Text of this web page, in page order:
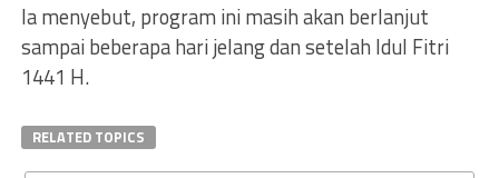
Ia menyebut, program ini masih akan berlanjut
sampai beberapa hari jelang dan setelah Idul Fitri
1441 H.
RELATED TOPICS